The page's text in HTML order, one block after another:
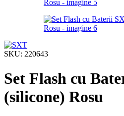
SKU: 220643
Set Flash cu
(silicone) Rosu